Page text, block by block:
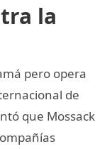
la
pero opera
de
que Mossack